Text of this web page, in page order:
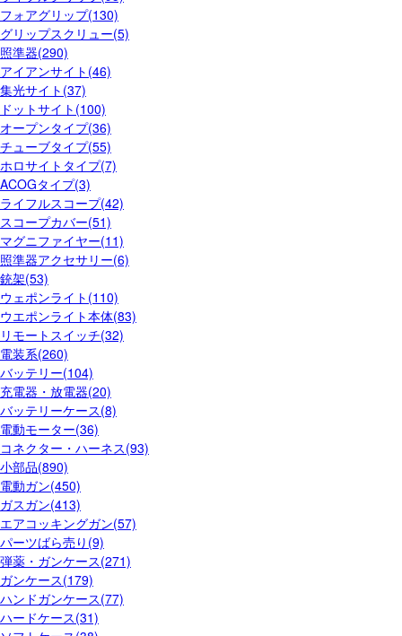
フォアグリップ(130)
グリップスクリュー(5)
照準器(290)
アイアンサイト(46)
集光サイト(37)
ドットサイト(100)
オープンタイプ(36)
チューブタイプ(55)
ホロサイトタイプ(7)
ACOGタイプ(3)
ライフルスコープ(42)
スコープカバー(51)
マグニファイヤー(11)
照準器アクセサリー(6)
銃架(53)
ウェポンライト(110)
ウエポンライト本体(83)
リモートスイッチ(32)
電装系(260)
バッテリー(104)
充電器・放電器(20)
バッテリーケース(8)
電動モーター(36)
コネクター・ハーネス(93)
小部品(890)
電動ガン(450)
ガスガン(413)
エアコッキングガン(57)
パーツばら売り(9)
弾薬・ガンケース(271)
ガンケース(179)
ハンドガンケース(77)
ハードケース(31)